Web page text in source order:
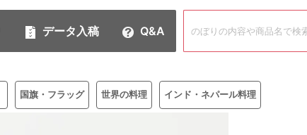
データ入稿 Q&A
国旗・フラッグ 世界の料理 インド・ネパール料理